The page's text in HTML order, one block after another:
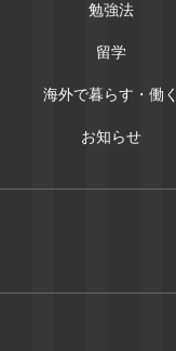
勉強法
留学
海外で暮らす・働く
お知らせ